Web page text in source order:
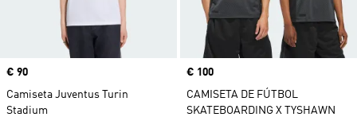
Precio
€ 90
Camiseta Juventus Turin
Stadium
Precio
€ 100
CAMISETA DE FÚTBOL
SKATEBOARDING X TYSHAWN